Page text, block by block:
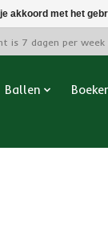
is 7 dagen per week
Ballen
akkoord met het